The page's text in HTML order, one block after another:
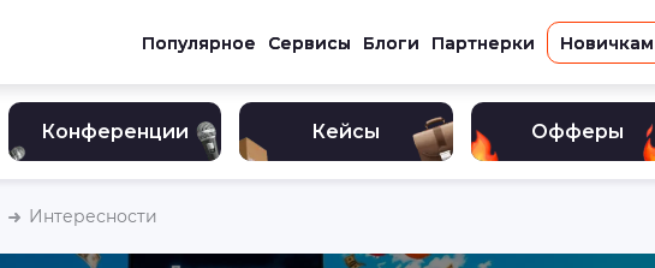
Популярное Сервисы Блоги Партнерки Новичкам
Конференции Кейсы Офферы
Интересности